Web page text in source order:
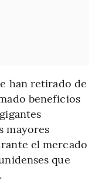
han retirado de
beneficios
mayores
el mercado
que